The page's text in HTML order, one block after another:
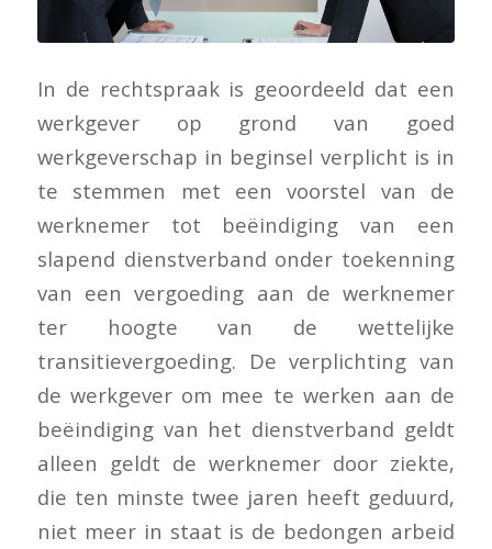
In de rechtspraak is geoordeeld dat een
werkgever op grond van goed
werkgeverschap in beginsel verplicht is in
te stemmen met een voorstel van de
werknemer tot beëindiging van een
slapend dienstverband onder toekenning
van een vergoeding aan de werknemer
ter hoogte van de wettelijke
transitievergoeding. De verplichting van
de werkgever om mee te werken aan de
beëindiging van het dienstverband geldt
alleen geldt de werknemer door ziekte,
die ten minste twee jaren heeft geduurd,
niet meer in staat is de bedongen arbeid